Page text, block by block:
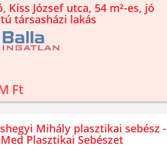
Kiss József utca, 54 m²-es, jó
társasházi lakás
Ft
Mihály plasztikai sebész -
Plasztikai Sebészet